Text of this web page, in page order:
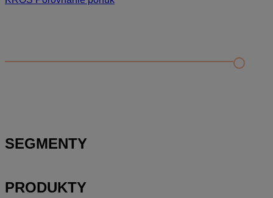
Nastavenie šanónov
SEGMENTY
PRODUKTY